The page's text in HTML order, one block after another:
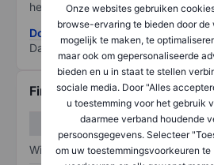
Onze websites gebruiken
browse-ervaring te bieden door de
mogelijk te maken, te
maar ook om gepersonaliseerde
bieden en u in staat te stellen
sociale media. Door "Alles
u toestemming voor het gebruik
daarmee verband houdende
persoonsgegevens. Selecteer
om uw toestemmingsvoorkeuren
het grootste risico).
Download de ESG-
Data provided by
/
Financiële gegevens
Winst/verlies